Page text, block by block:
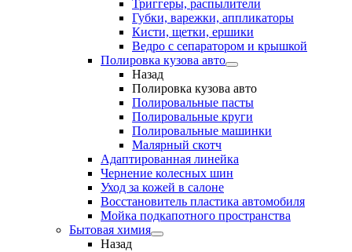
Триггеры, распылители
Губки, варежки, аппликаторы
Кисти, щетки, ершики
Ведро с сепаратором и крышкой
Полировка кузова авто
Назад
Полировка кузова авто
Полировальные пасты
Полировальные круги
Полировальные машинки
Малярный cкотч
Адаптированная линейка
Чернение колесных шин
Уход за кожей в салоне
Восстановитель пластика автомобиля
Мойка подкапотного пространства
Бытовая химия
Назад